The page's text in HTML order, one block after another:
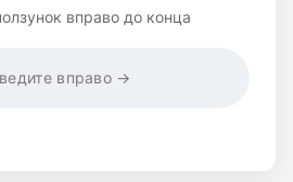
вправо до конца
вправо →